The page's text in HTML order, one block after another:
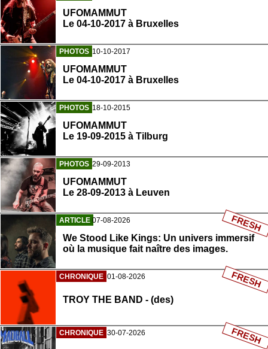
UFOMAMMUT
Le 04-10-2017 à Bruxelles
PHOTOS 10-10-2017
UFOMAMMUT
Le 04-10-2017 à Bruxelles
PHOTOS 18-10-2015
UFOMAMMUT
Le 19-09-2015 à Tilburg
PHOTOS 29-09-2013
UFOMAMMUT
Le 28-09-2013 à Leuven
ARTICLE 07-08-2026
We Stood Like Kings: Un univers immersif
où la musique fait naître des images.
FRESH
CHRONIQUE 01-08-2026
TROY THE BAND - (des)
FRESH
CHRONIQUE 30-07-2026 FRESH